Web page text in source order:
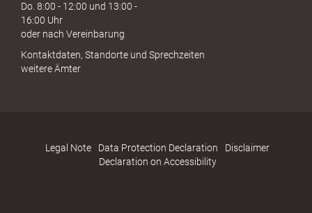
Do. 8:00 - 12:00 und 13:00 -
16:00 Uhr
oder nach Vereinbarung
Kontaktdaten, Standorte und Sprechzeiten
weitere Ämter
Legal Note Data Protection Declaration
Disclaimer
Declaration on Accessibility